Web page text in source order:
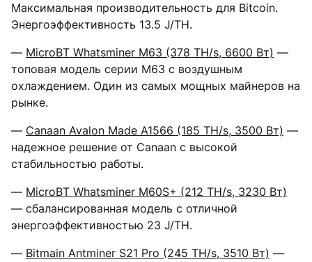
Максимальная производительность для Bitcoin.
Энергоэффективность 13.5 J/TH.
— MicroBT Whatsminer M63 (378 TH/s, 6600 Вт) —
топовая модель серии M63 с воздушным
охлаждением. Один из самых мощных майнеров на
рынке.
— Canaan Avalon Made A1566 (185 TH/s, 3500 Вт) —
надежное решение от Canaan с высокой
стабильностью работы.
— MicroBT Whatsminer M60S+ (212 TH/s, 3230 Вт)
— сбалансированная модель с отличной
энергоэффективностью 23 J/TH.
— Bitmain Antminer S21 Pro (245 TH/s, 3510 Вт) —